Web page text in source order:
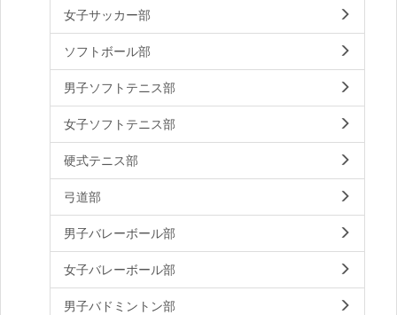
女子サッカー部
ソフトボール部
男子ソフトテニス部
女子ソフトテニス部
硬式テニス部
弓道部
男子バレーボール部
女子バレーボール部
男子バドミントン部